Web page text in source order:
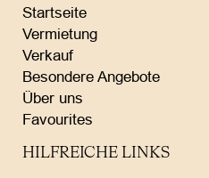
Startseite
Vermietung
Verkauf
Besondere Angebote
Über uns
Favourites
HILFREICHE LINKS